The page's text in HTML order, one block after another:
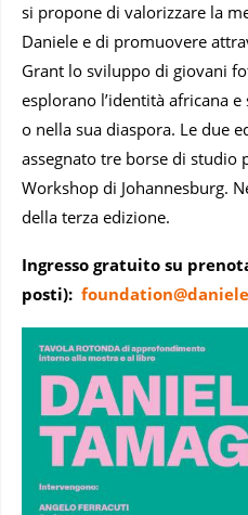
si propone di valorizzare la
Daniele e di promuovere
Grant lo sviluppo di giovani
esplorano l’identità africana
o nella sua diaspora. Le due
assegnato tre borse di studio
Workshop di Johannesburg.
della terza edizione.
Ingresso gratuito su
posti):